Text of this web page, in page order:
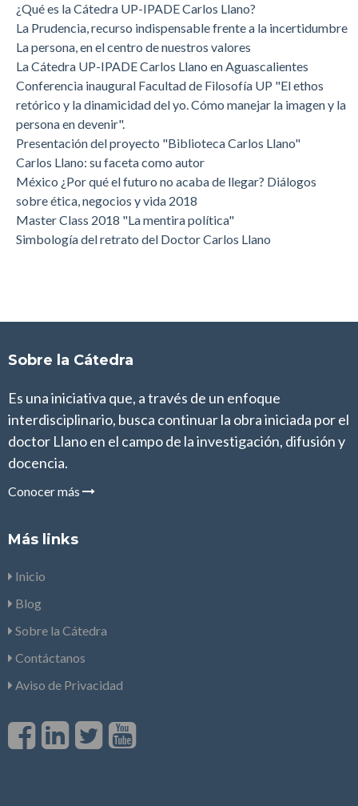
¿Qué es la Cátedra UP-IPADE Carlos Llano?
La Prudencia, recurso indispensable frente a la incertidumbre
La persona, en el centro de nuestros valores
La Cátedra UP-IPADE Carlos Llano en Aguascalientes
Conferencia inaugural Facultad de Filosofía UP "El ethos
retórico y la dinamicidad del yo. Cómo manejar la imagen y la
persona en devenir".
Presentación del proyecto "Biblioteca Carlos Llano"
Carlos Llano: su faceta como autor
México ¿Por qué el futuro no acaba de llegar? Diálogos
sobre ética, negocios y vida 2018
Master Class 2018 "La mentira política"
Simbología del retrato del Doctor Carlos Llano
Sobre la Cátedra
Es una iniciativa que, a través de un enfoque
interdisciplinario, busca continuar la obra iniciada por el
doctor Llano en el campo de la investigación, difusión y
docencia.
Conocer más
Más links
Inicio
Blog
Sobre la Cátedra
Contáctanos
Aviso de Privacidad